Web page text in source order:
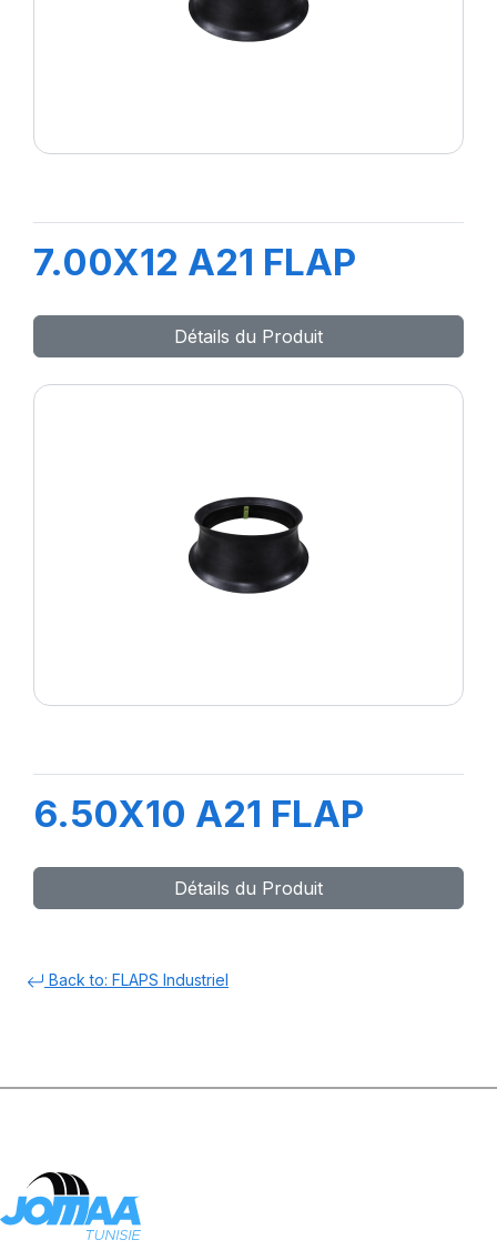
7.00X12 A21 FLAP
Détails du Produit
6.50X10 A21 FLAP
Détails du Produit
Back to: FLAPS Industriel